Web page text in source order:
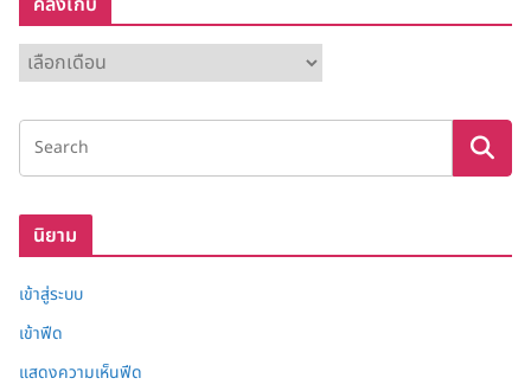
ลั
ง
ก็
นิยาม
เข้าสู่ระบบ
เข้าฟีด
แสดงความเห็นฟีด